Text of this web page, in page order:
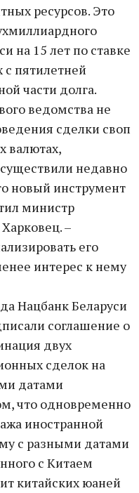
ресурсов. Это
на 15 лет по ставке
пятилетней
части долга.
ведомства не
сделки своп
валютах,
недавно
новый инструмент
министр
–
его
интерес к нему
Нацбанк Беларуси
соглашение о
двух
сделок на
датами
что одновременно
иностранной
с разными датами
с Китаем
китайских юаней